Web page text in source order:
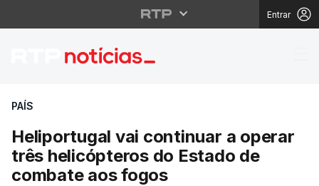
Entrar
Heliportugal vai
PAÍS
Heliportugal vai continuar a operar
três helicópteros do Estado de
combate aos fogos